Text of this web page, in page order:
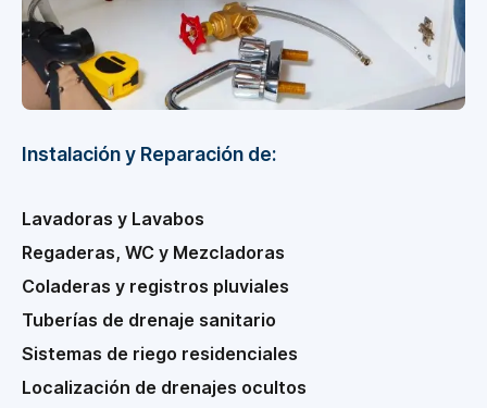
Instalación y Reparación de:
Lavadoras y Lavabos
Regaderas, WC y Mezcladoras
Coladeras y registros pluviales
Tuberías de drenaje sanitario
Sistemas de riego residenciales
Localización de drenajes ocultos